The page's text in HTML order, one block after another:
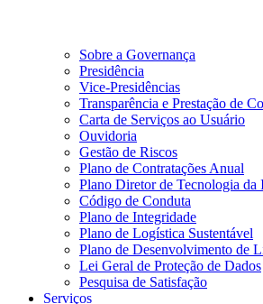
Sobre a Governança
Presidência
Vice-Presidências
Transparência e Prestação de
Carta de Serviços ao Usuário
Ouvidoria
Gestão de Riscos
Plano de Contratações Anual
Plano Diretor de Tecnologia da
Código de Conduta
Plano de Integridade
Plano de Logística Sustentável
Plano de Desenvolvimento de
Lei Geral de Proteção de Dados
Pesquisa de Satisfação
Serviços